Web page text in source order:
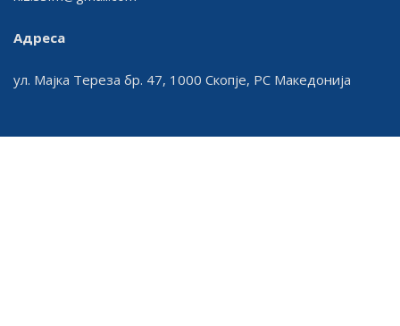
Адреса
ул. Мајка Тереза бр. 47, 1000 Скопје, РС Македонија